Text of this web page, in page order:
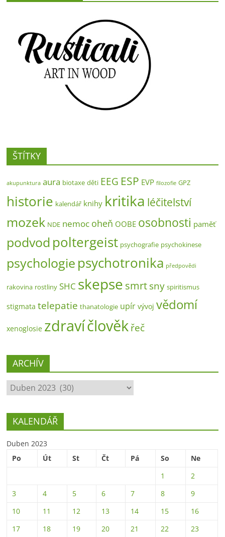
ŠTÍTKY
akupunktura aura biotaxe děti EEG ESP EVP filozofie GPZ
historie kalendář knihy kritika léčitelství
mozek NDE nemoc oheň OOBE osobnosti paměť
podvod poltergeist psychografie psychokinese
psychologie psychotronika předpovědi
rakovina rostliny SHC skepse smrtsny spiritismus
stigmata telepatie thanatologie upír vývoj vědomí
xenoglosie zdravíčlověkřeč
ARCHÍV
ARCHÍV
KALENDÁŘ
Duben 2023
Po
Út St Čt Pá So
Ne
1
2
3
4 5 6 7 8
9
10
11 12 13 14 15
16
17
18 19 20 21 22 23